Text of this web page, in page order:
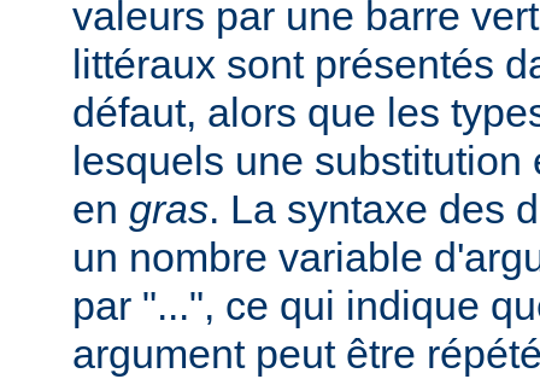
valeurs par une barre
littéraux sont présentés
défaut, alors que les
lesquels une substitution
en gras. La syntaxe des
un nombre variable
par "...", ce qui indique
argument peut être